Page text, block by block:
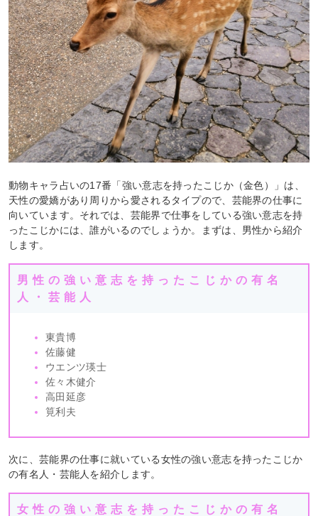
動物キャラ占いの17番「強い意志を持ったこじか（金色）」は、
天性の愛嬌があり周りから愛されるタイプので、芸能界の仕事に
向いています。それでは、芸能界で仕事をしている強い意志を持
ったこじかには、誰がいるのでしょうか。まずは、男性から紹介
します。
男性の強い意志を持ったこじかの有名
人・芸能人
東貴博
佐藤健
ウエンツ瑛士
佐々木健介
高田延彦
筧利夫
次に、芸能界の仕事に就いている女性の強い意志を持ったこじか
の有名人・芸能人を紹介します。
女性の強い意志を持ったこじかの有名